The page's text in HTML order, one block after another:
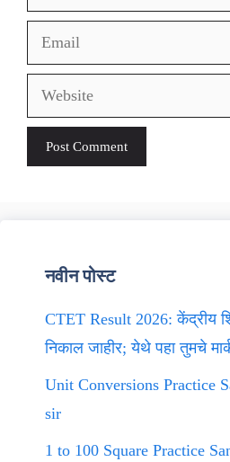
Email
Website
नवीन पोस्ट
CTET Result 2026: केंद्रीय
निकाल जाहीर; येथे पहा तुमचे
Unit Conversions Practice
sir
1 to 100 Square Practice